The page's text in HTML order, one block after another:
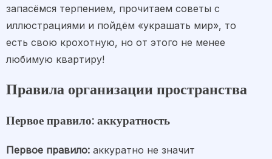
запасёмся терпением, прочитаем советы с
иллюстрациями и пойдём «украшать мир», то
есть свою крохотную, но от этого не менее
любимую квартиру!
Правила организации пространства
Первое правило: аккуратность
Первое правило: аккуратно не значит